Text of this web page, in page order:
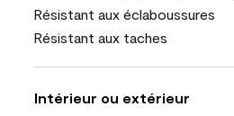
Résistant aux éclaboussures
Résistant aux taches
Intérieur ou extérieur